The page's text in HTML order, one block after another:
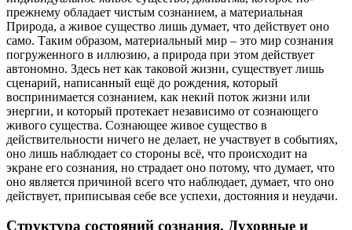
прежнему обладает чистым сознанием, а материальная
Природа, а живое существо лишь думает, что действует оно
само. Таким образом, материальный мир – это мир сознания
погруженного в иллюзию, а природа при этом действует
автономно. Здесь нет как таковой жизни, существует лишь
сценарий, написанный ещё до рождения, который
воспринимается сознанием, как некий поток жизни или
энергии, и который протекает независимо от сознающего
живого существа. Сознающее живое существо в
действительности ничего не делает, не участвует в событиях,
оно лишь наблюдает со стороны всё, что происходит на
экране его сознания, но страдает оно потому, что думает, что
оно является причиной всего что наблюдает, думает, что оно
действует, приписывая себе все успехи, достояния и неудачи.
Структура состояний сознания. Духовные и